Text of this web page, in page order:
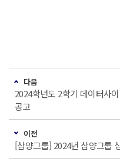
다음
2024학년도 2학기 데이터사
공고
이전
[삼양그룹] 2024년 삼양그룹